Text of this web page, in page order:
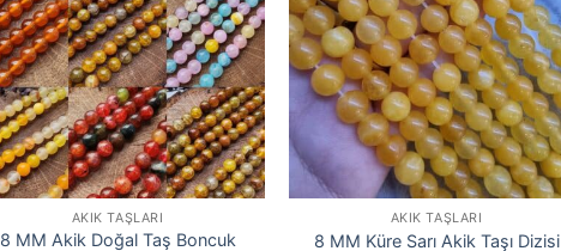
AKIK TAŞLARI
8 MM Akik Doğal Taş Boncuk
AKIK TAŞLARI
8 MM Küre Sarı Akik Taşı Dizisi